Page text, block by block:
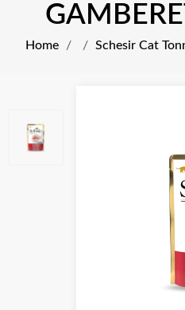
Home Schesir Cat